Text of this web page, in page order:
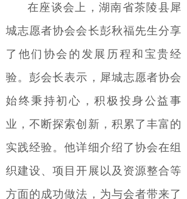
在座谈会上，湖南省茶陵县犀
城志愿者协会会长彭秋福先生分享
了他们协会的发展历程和宝贵经
验。彭会长表示，犀城志愿者协会
始终秉持初心，积极投身公益事
业，不断探索创新，积累了丰富的
实践经验。他详细介绍了协会在组
织建设、项目开展以及资源整合等
方面的成功做法，为与会者带来了